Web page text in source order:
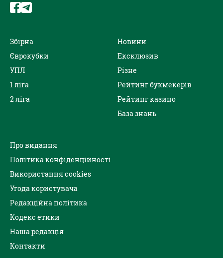
Збірна
Єврокубки
УПЛ
1 ліга
2 ліга
Новини
Ексклюзив
Різне
Рейтинг букмекерів
Рейтинг казино
База знань
Про видання
Політика конфіденційності
Використання cookies
Угода користувача
Редакційна політика
Кодекс етики
Наша редакція
Контакти